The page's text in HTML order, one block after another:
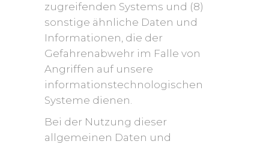
zugreifenden Systems und (8)
sonstige ähnliche Daten und
Informationen, die der
Gefahrenabwehr im Falle von
Angriffen auf unsere
informationstechnologischen
Systeme dienen.
Bei der Nutzung dieser
allgemeinen Daten und